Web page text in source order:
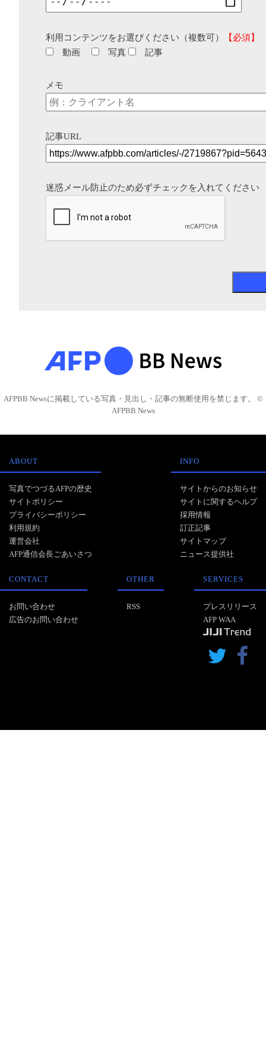
利用コンテンツをお選びください（複数可）
【必須】
動画
写真 記事
メモ
記事URL
迷惑メール防止のため必ずチェックを入れてください
AFPBB Newsに掲載している写真・見出し・記事の無断使用を禁じます。 ©
AFPBB News
ABOUT
写真でつづるAFPの歴史
サイトポリシー
プライバシーポリシー
利用規約
運営会社
AFP通信会長ごあいさつ
INFO
サイトからのお知らせ
サイトに関するヘルプ
採用情報
訂正記事
サイトマップ
ニュース提供社
CONTACT
お問い合わせ
広告のお問い合わせ
OTHER
RSS
SERVICES
プレスリリース
AFP WAA